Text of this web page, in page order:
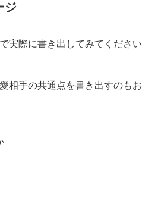
ジ
実際に書き出してみてください
相手の共通点を書き出すのもお